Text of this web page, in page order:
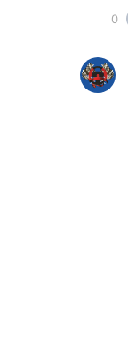
0